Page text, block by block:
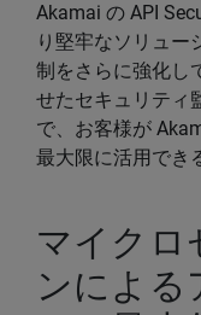
Akamai の API
り堅牢なソリュー
制をさらに強化し
せたセキュリティ
で、お客様が
最大限に活用でき
マイクロ
ンによる